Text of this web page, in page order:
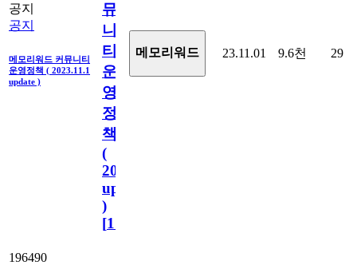
공지
공지
메모리워드 커뮤니티
운영정책 ( 2023.11.1
update )
뮤
니
티
운
영
정
책
(
2023.11.1
update
)
[110
메모리워드 23.11.01 9.6천 29
196490